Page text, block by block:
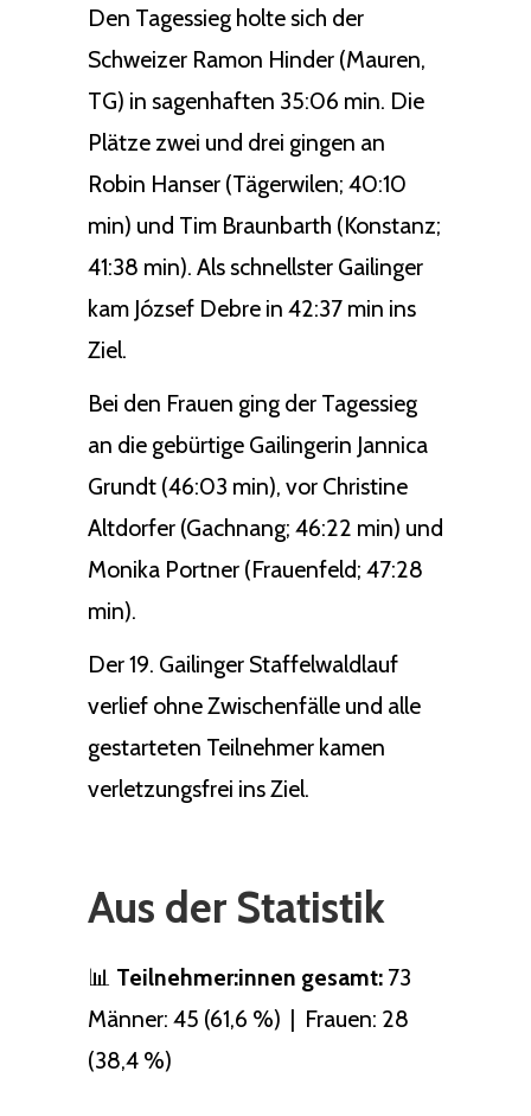
Den Tagessieg holte sich der
Schweizer Ramon Hinder (Mauren,
TG) in sagenhaften 35:06 min. Die
Plätze zwei und drei gingen an
Robin Hanser (Tägerwilen; 40:10
min) und Tim Braunbarth (Konstanz;
41:38 min). Als schnellster Gailinger
kam József Debre in 42:37 min ins
Ziel.
Bei den Frauen ging der Tagessieg
an die gebürtige Gailingerin Jannica
Grundt (46:03 min), vor Christine
Altdorfer (Gachnang; 46:22 min) und
Monika Portner (Frauenfeld; 47:28
min).
Der 19. Gailinger Staffelwaldlauf
verlief ohne Zwischenfälle und alle
gestarteten Teilnehmer kamen
verletzungsfrei ins Ziel.
Aus der Statistik
📊 Teilnehmer:innen gesamt: 73
Männer: 45 (61,6 %) | Frauen: 28
(38,4 %)